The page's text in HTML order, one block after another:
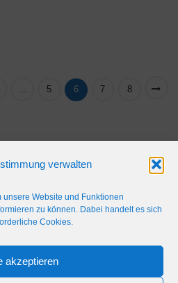
verwalten
Website und Funktionen
zu können. Dabei handelt es sich
Cookies.
akzeptieren
… 5 6 7 8